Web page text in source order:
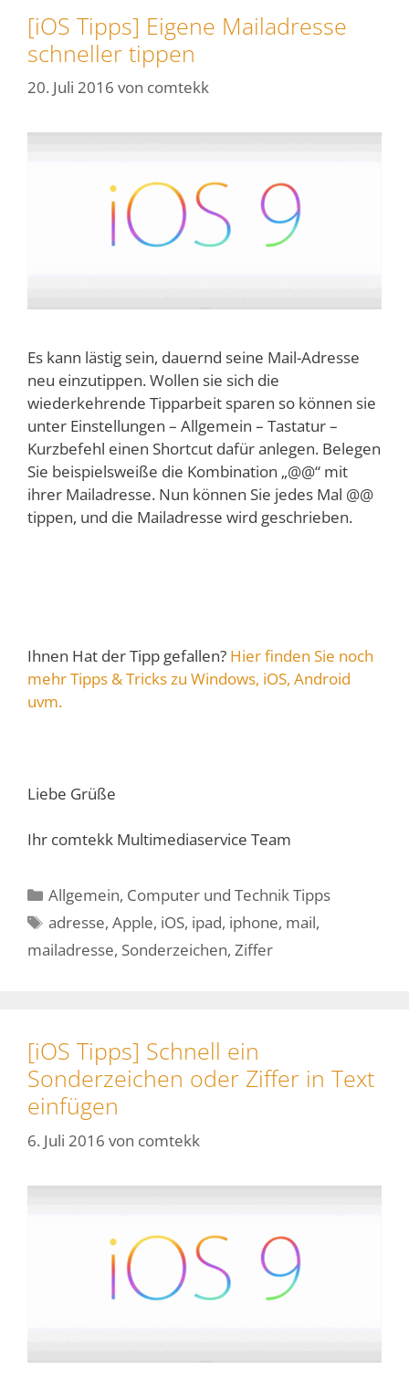
[iOS Tipps] Eigene Mailadresse
schneller tippen
20. Juli 2016 von comtekk
Es kann lästig sein, dauernd seine Mail-Adresse
neu einzutippen. Wollen sie sich die
wiederkehrende Tipparbeit sparen so können sie
unter Einstellungen – Allgemein – Tastatur –
Kurzbefehl einen Shortcut dafür anlegen. Belegen
Sie beispielsweiße die Kombination „@@“ mit
ihrer Mailadresse. Nun können Sie jedes Mal @@
tippen, und die Mailadresse wird geschrieben.
Ihnen Hat der Tipp gefallen? Hier finden Sie noch
mehr Tipps & Tricks zu Windows, iOS, Android
uvm.
Liebe Grüße
Ihr comtekk Multimediaservice Team
Kategorien
Allgemein, Computer und Technik Tipps
Schlagwörter
adresse,Apple, iOS, ipad, iphone, mail,
mailadresse, Sonderzeichen, Ziffer
[iOS Tipps] Schnell ein
Sonderzeichen oder Ziffer in Text
einfügen
6. Juli 2016 von comtekk